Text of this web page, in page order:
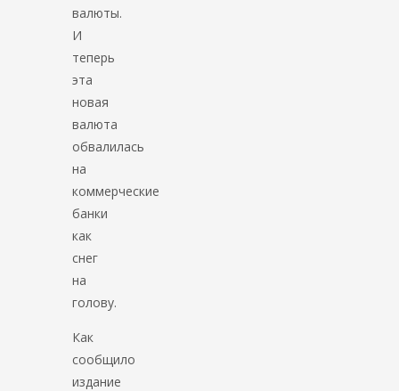
валюты.
И
теперь
эта
новая
валюта
обвалилась
на
коммерческие
банки
как
снег
на
голову.
Как
сообщило
издание